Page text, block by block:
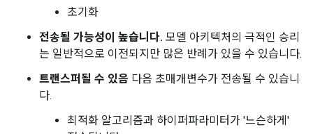
초기화
전송될 가능성이 높습니다. 모델 아키텍처의 극적인 승리
는 일반적으로 이전되지만 많은 반례가 있을 수 있습니다.
트랜스퍼될 수 있음 다음 초매개변수가 전송될 수 있습니
다.
최적화 알고리즘과 하이퍼파라미터가 '느슨하게'